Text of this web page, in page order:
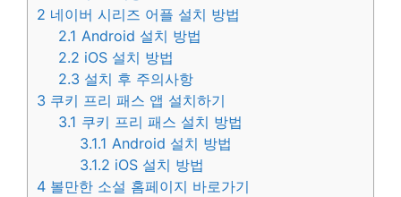
2 네이버 시리즈 어플 설치 방법
2.1 Android 설치 방법
2.2 iOS 설치 방법
2.3 설치 후 주의사항
3 쿠키 프리 패스 앱 설치하기
3.1 쿠키 프리 패스 설치 방법
3.1.1 Android 설치 방법
3.1.2 iOS 설치 방법
4 볼만한 소설 홈페이지 바로가기